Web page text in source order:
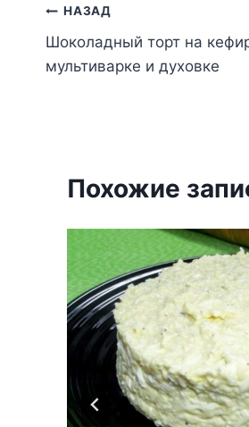
Навигация
по
НАЗАД
Шоколадный торт на
мультиварке и духовке
Похожие